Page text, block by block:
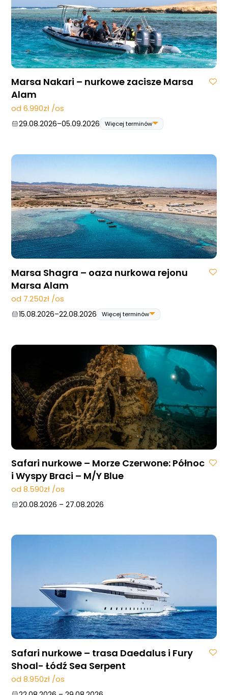
31.10.2026
–
07.11.2026
07.11.2026
–
14.11.2026
05.12.2026 –
12.12.2026
12.12.2026
– 19.12.2026
Marsa Nakari – nurkowe zacisze Marsa
Alam
od 6.990zł /os
29.08.2026–05.09.2026 Więcej terminów
24.10.2026 –
31.10.2026
07.11.2026
–
14.11.2026
14.11.2026
–
21.11.2026
28.11.2026
– 05.12.2026
05.12.2026 – 12.12.2026
Marsa Shagra – oaza nurkowa rejonu
Marsa Alam
od 7.250zł /os
15.08.2026–22.08.2026 Więcej terminów
05.09.2026
12.09.2026
12.09.2026
19.09.2026
03.10.2026 –
10.10.2026
10.10.2026
–
17.10.2026
31.10.2026
–
07.11.2026
21.11.2026
–
28.11.2026
28.11.2026
– 05.12.2026
05.12.2026 – 12.12.2026
Safari nurkowe – Morze Czerwone: Północ
i Wyspy Braci – M/Y Blue
od 8.590zł /os
20.08.2026 – 27.08.2026
Safari nurkowe – trasa Daedalus i Fury
Shoal- Łódź Sea Serpent
od 8.950zł /os